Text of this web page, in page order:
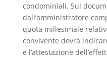
condominiali. Sul
dall’amministratore
quota millesimale
convivente dovrà
e l’attestazione